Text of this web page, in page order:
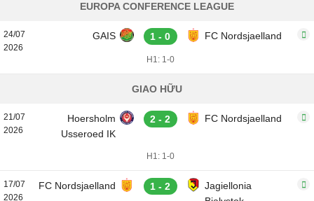
EUROPA CONFERENCE LEAGUE
24/07
2026
GAIS 1 - 0 FC Nordsjaelland
H1: 1-0
GIAO HỮU
21/07
2026
Hoersholm
Usseroed IK
2 - 2 FC Nordsjaelland
H1: 1-0
17/07
2026
FC Nordsjaelland 1 - 2
Jagiellonia